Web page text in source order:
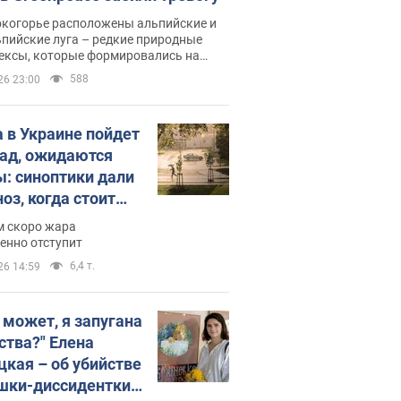
расположены альпийские и
луга – редкие природные
которые формировались на
сотен лет
23:00 588
Украине пойдет
ожидаются
синоптики дали
когда стоит
изменения
скоро жара
отступит
14:59 6,4 т.
я запугана
Елена
– об убийстве
диссидентки